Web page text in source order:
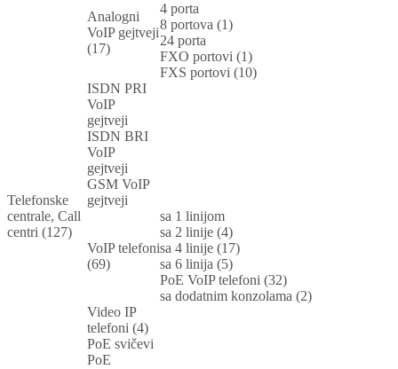
Telefonske
centrale, Call
centri (127)
Analogni
VoIP gejtveji
(17)
4 porta
8 portova (1)
24 porta
FXO portovi (1)
FXS portovi (10)
ISDN PRI
VoIP
gejtveji
ISDN BRI
VoIP
gejtveji
GSM VoIP
gejtveji
VoIP telefoni
(69)
sa 1 linijom
sa 2 linije (4)
sa 4 linije (17)
sa 6 linija (5)
PoE VoIP telefoni (32)
sa dodatnim konzolama (2)
Video IP
telefoni (4)
PoE svičevi
PoE